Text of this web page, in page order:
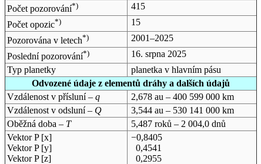
Počet pozorování*)
415
Počet opozic*)
15
Pozorována v letech*)
2001–2025
Poslední pozorování*)
16. srpna 2025
Typ planetky
planetka v hlavním pásu
Odvozené údaje z elementů dráhy a dalších údajů
Vzdálenost v přísluní – q
2,678 au – 400 599 000 km
Vzdálenost v odsluní – Q
3,544 au – 530 141 000 km
Oběžná doba – T
5,487 roků – 2 004,0 dnů
Vektor P [x]
Vektor P [y]
Vektor P [z]
−0,8405
0,4541
0,2955